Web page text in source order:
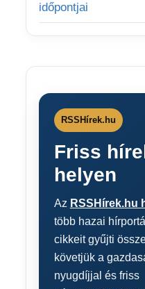
időpontjai
RSSHírek.hu
Friss
helyen
Az RSSHírek.hu
több hazai
cikkeit gyűjti
követjük a
nyugdíjjal és friss